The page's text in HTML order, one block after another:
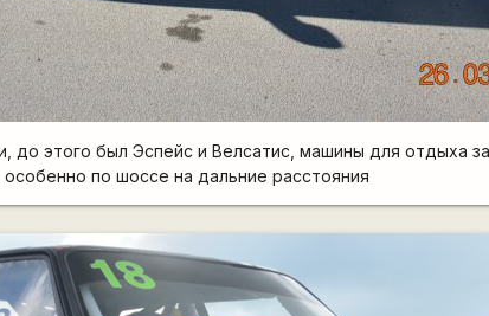
до этого был Эспейс и Велсатис, машины для отдыха
по шоссе на дальние расстояния